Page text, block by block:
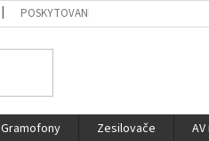
POSKYTOVANÉ SLUŽBY
Gramofony Zesilovače